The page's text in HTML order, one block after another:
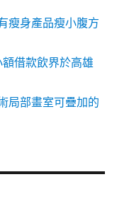
瘦身產品瘦小腹方
借款飲界於高雄
局部畫室可疊加的